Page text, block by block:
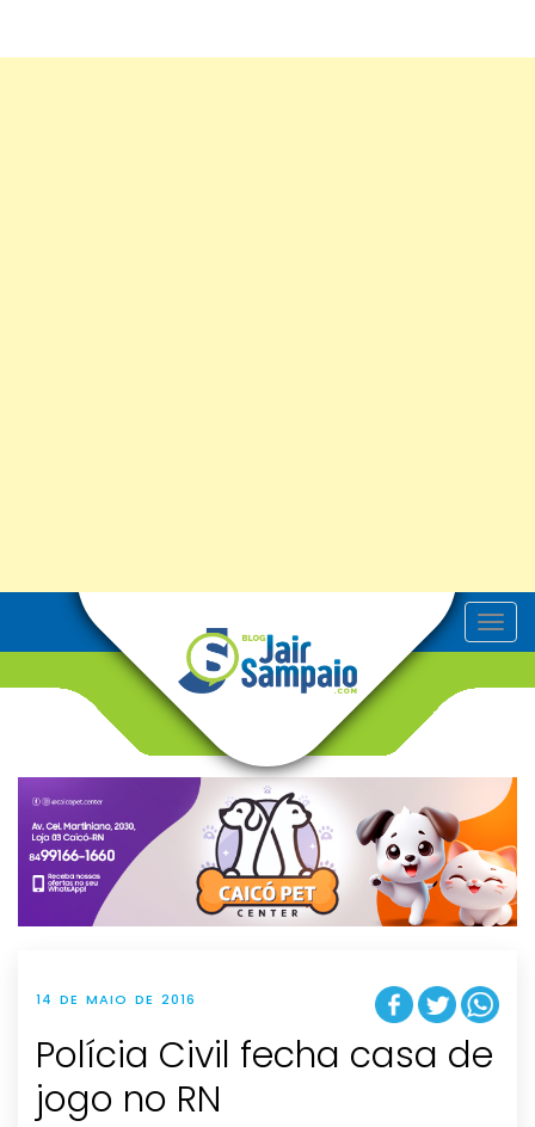
T
o
v
g
t
i
o
n
14 DE MAIO DE 2016
Polícia Civil fecha casa de
jogo no RN